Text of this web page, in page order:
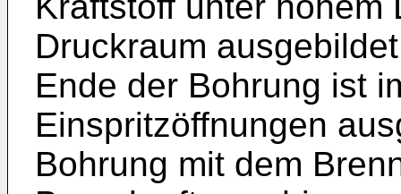
Druckraum
Ende der Bohrung ist
Einspritzöffnungen
Bohrung mit dem